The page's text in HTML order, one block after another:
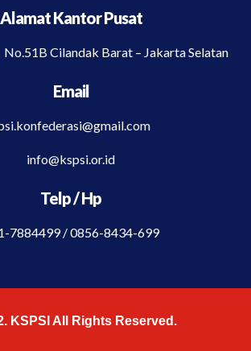
Alamat Kantor Pusat
No.51B Cilandak Barat – Jakarta Selatan
Email
info@kspsi.or.id
Telp / Hp
7884499 / 0856-8434-699
KSPSI All Rights Reserved.